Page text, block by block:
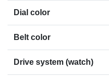
Dial color
Belt color
Drive system (watch)